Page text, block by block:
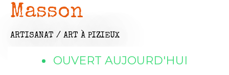
Masson
ARTISANAT / ART À PIZIEUX
OUVERT AUJOURD'HUI